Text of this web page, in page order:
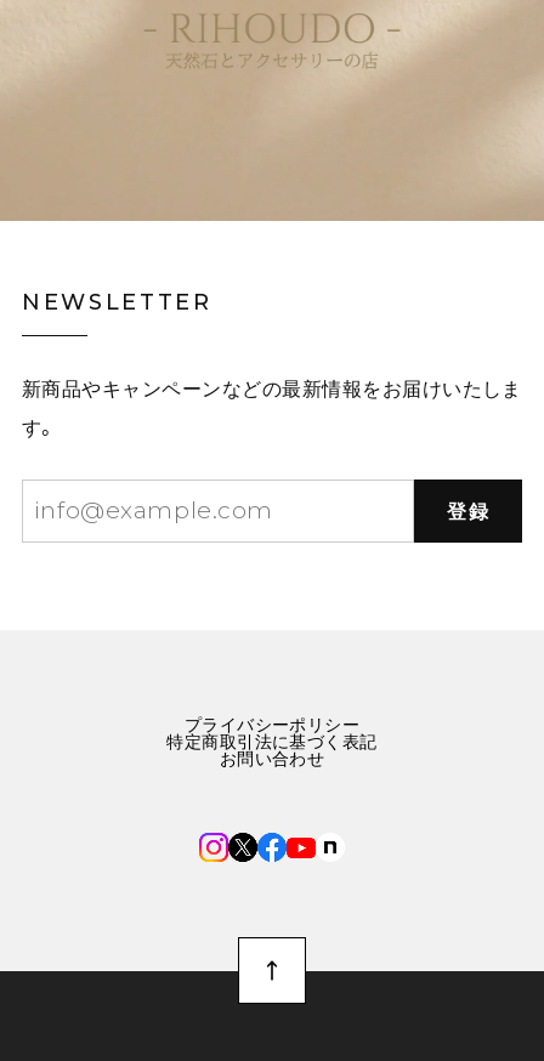
NEWSLETTER
新商品やキャンペーンなどの最新情報をお届けいたしま
す。
登録
プライバシーポリシー
特定商取引法に基づく表記
お問い合わせ